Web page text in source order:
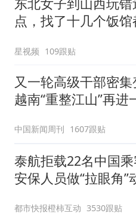
东北女子到山西玩错
点，找了十几个饭馆
星视频 109跟贴
又一轮高级干部密集
越南“重整江山”再进
中国新闻周刊 1607跟贴
泰航拒载22名中国乘
安保人员做“拉眼角”
都市快报橙柿互动 3530跟贴